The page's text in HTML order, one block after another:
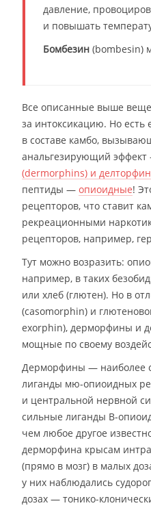
давление,
и повышать
Бомбезин (bombesin)
Все описанные выше
за интоксикацию. Но есть
в составе камбо,
анальгезирующий эффект
(dermorphins) и
пептиды — опиоидные!
рецепторов, что ставит
рекреационными
рецепторов, например,
Тут можно возразить:
например, в таких
или хлеб (глютен). Но в
(casomorphin) и
exorphin), дерморфины и
мощные по своему
Дерморфины — наиболее
лиганды мю-опиоидных
и центральной нервной
сильные лиганды B-
чем любое другое
дерморфина крысам
(прямо в мозг) в малых
у них наблюдались
дозах — тонико-